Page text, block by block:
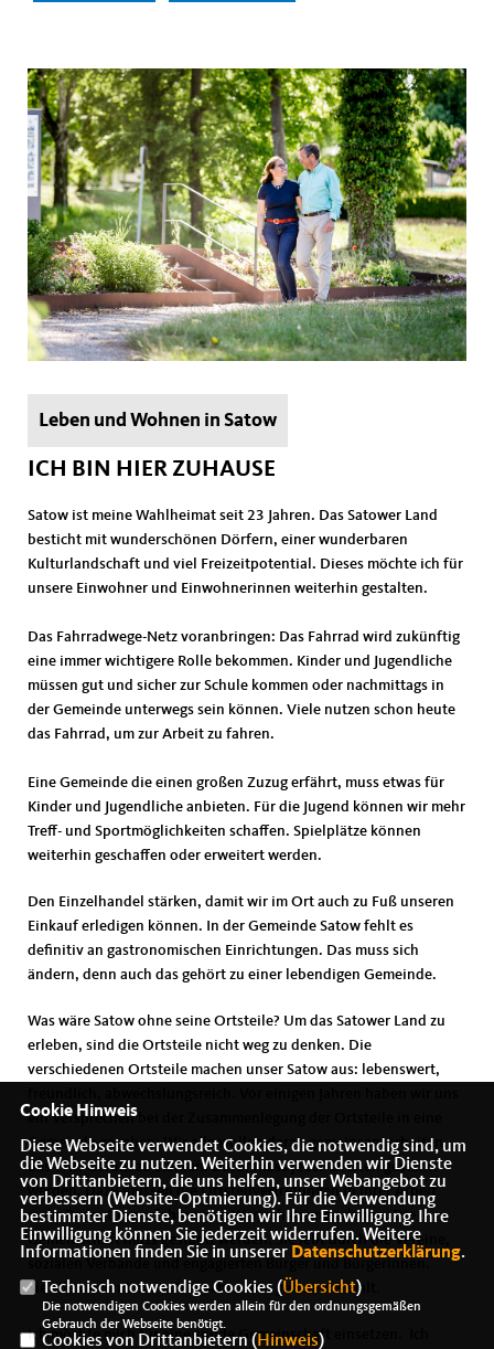
Leben und Wohnen in Satow
ICH BIN HIER ZUHAUSE
Satow ist meine Wahlheimat seit 23 Jahren. Das Satower Land
besticht mit wunderschönen Dörfern, einer wunderbaren
Kulturlandschaft und viel Freizeitpotential. Dieses möchte ich für
unsere Einwohner und Einwohnerinnen weiterhin gestalten.
Das Fahrradwege-Netz voranbringen: Das Fahrrad wird zukünftig
eine immer wichtigere Rolle bekommen. Kinder und Jugendliche
müssen gut und sicher zur Schule kommen oder nachmittags in
der Gemeinde unterwegs sein können. Viele nutzen schon heute
das Fahrrad, um zur Arbeit zu fahren.
Eine Gemeinde die einen großen Zuzug erfährt, muss etwas für
Kinder und Jugendliche anbieten. Für die Jugend können wir mehr
Treff- und Sportmöglichkeiten schaffen. Spielplätze können
weiterhin geschaffen oder erweitert werden.
Den Einzelhandel stärken, damit wir im Ort auch zu Fuß unseren
Einkauf erledigen können. In der Gemeinde Satow fehlt es
definitiv an gastronomischen Einrichtungen. Das muss sich
ändern, denn auch das gehört zu einer lebendigen Gemeinde.
Was wäre Satow ohne seine Ortsteile? Um das Satower Land zu
erleben, sind die Ortsteile nicht weg zu denken. Die
verschiedenen Ortsteile machen unser Satow aus: lebenswert,
ein Versprechen bei der Zusammenlegung der Ortsteile in eine
Gemeinde gegeben: Wir alle wollen daran gemeinsam arbeiten,
das WIR-Gefühl zu stärken. Dafür muss jeder Ortsteil gestärkt
werden. Dazu müssen die Ortsteilvertretungen in ihrer Arbeit
mehr Bedeutung erfahren und Wertschätzung erleben. Die
Gemeinschaft muss gestärkt werden. Sie lebt durch die Vereine,
Sie alle verbinden die Menschen und geben uns Halt.
Ich möchte mich für eine solide Gemeinschaft einsetzen. Ich
Cookie Hinweis
Diese Webseite verwendet Cookies, die notwendig sind, um
die Webseite zu nutzen. Weiterhin verwenden wir Dienste
von Drittanbietern, die uns helfen, unser Webangebot zu
verbessern (Website-Optmierung). Für die Verwendung
bestimmter Dienste, benötigen wir Ihre Einwilligung. Ihre
Einwilligung können Sie jederzeit widerrufen. Weitere
Informationen finden Sie in unserer Datenschutzerklärung.
Technisch notwendige Cookies (Übersicht)
Die notwendigen Cookies werden allein für den ordnungsgemäßen
Gebrauch der Webseite benötigt.
Cookies von Drittanbietern (Hinweis)